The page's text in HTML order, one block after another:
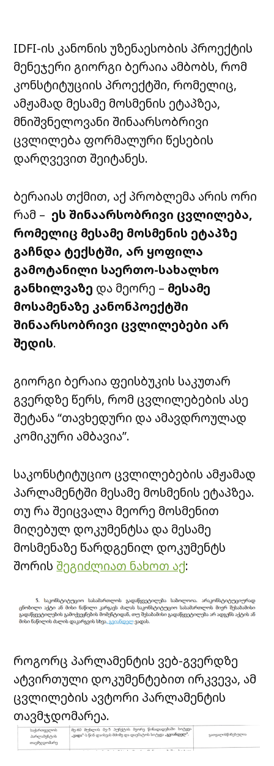
IDFI-ის კანონის უზენაესობის პროექტის
მენეჯერი გიორგი ბერაია ამბობს, რომ
კონსტიტუციის პროექტში, რომელიც,
ამჟამად მესამე მოსმენის ეტაპზეა,
მნიშვნელოვანი შინაარსობრივი
ცვლილება ფორმალური წესების
დარღვევით შეიტანეს.
ბერაიას თქმით, აქ პრობლემა არის ორი
რამ – ეს შინაარსობრივი ცვლილება,
რომელიც მესამე მოსმენის ეტაპზე
გაჩნდა ტექსტში, არ ყოფილა
გამოტანილი საერთო-სახალხო
განხილვაზე და მეორე – მესამე
მოსამენაზე კანონპოექტში
შინაარსობრივი ცვლილებები არ
შედის.
გიორგი ბერაია ფეისბუკის საკუთარ
გვერდზე წერს, რომ ცვლილებების ასე
შეტანა “თავხედური და ამავდროულად
კომიკური ამბავია”.
საკონსტიტუციო ცვლილებების ამჟამად
პარლამენტში მესამე მოსმენის ეტაპზეა.
თუ რა შეიცვალა მეორე მოსმენით
მიღებულ დოკუმენტსა და მესამე
მოსმენაზე წარდგენილ დოკუმენტს
შორისშეგიძლიათ ნახოთ აქ:
როგორც პარლამენტის ვებ-გვერდზე
ატვირთული დოკუმენტებით ირკვევა, ამ
ცვლილების ავტორი პარლამენტის
თავმჯდომარეა.